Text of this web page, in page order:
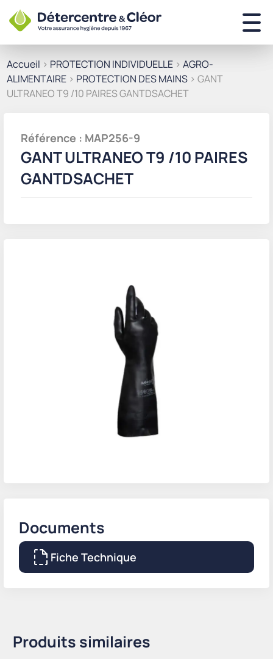
Accueil > PROTECTION INDIVIDUELLE > AGRO-
ALIMENTAIRE > PROTECTION DES MAINS > GANT
ULTRANEO T9 /10 PAIRES GANTDSACHET
Documents
Fiche Technique
Référence : MAP256-9
GANT ULTRANEO T9 /10 PAIRES
GANTDSACHET
Produits similaires